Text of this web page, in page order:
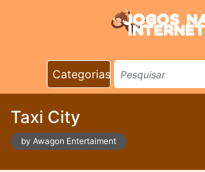
Categorias
Taxi City
by Awagon Entertaiment